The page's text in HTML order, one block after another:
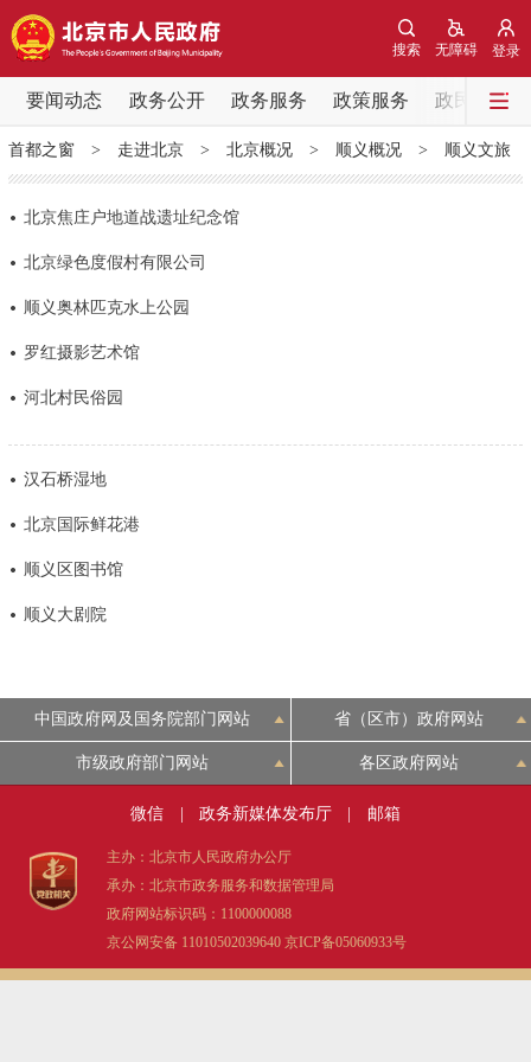
登录
无障碍
搜索
要闻动态 政务公开 政务服务 政策服务 政民互动
要闻动态
党中央精神 国务院信息 中央部委动态
北京要闻 会议信息
各区热点
政务公开
政策兑现
决策公开
政务服务
便民服务 投资项目
中介服务 阳光政务
政民互动
12345网上接诉即办 我要咨询
首都之窗> 走进北京> 北京概况> 顺义概况> 顺义文旅
北京焦庄户地道战遗址纪念馆
北京绿色度假村有限公司
顺义奥林匹克水上公园
罗红摄影艺术馆
河北村民俗园
汉石桥湿地
北京国际鲜花港
顺义区图书馆
顺义大剧院
中国政府网及国务院部门网站 省（区市）政府网站
市级政府部门网站 各区政府网站
微信 政务新媒体发布厅 邮箱
主办：北京市人民政府办公厅
承办：北京市政务服务和数据管理局
政府网站标识码：1100000088
京公网安备 11010502039640 京ICP备05060933号